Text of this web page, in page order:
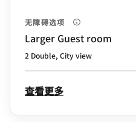
无障碍选项
Larger Guest room
2 Double, City view
查看更多